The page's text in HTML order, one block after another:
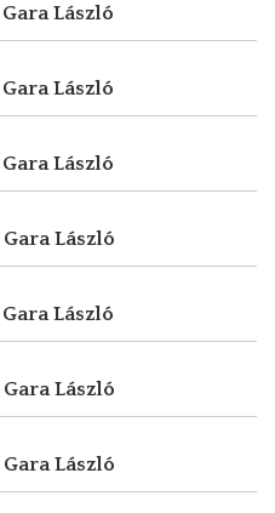
Gara László
Gara László
Gara László
Gara László
Gara László
Gara László
Gara László